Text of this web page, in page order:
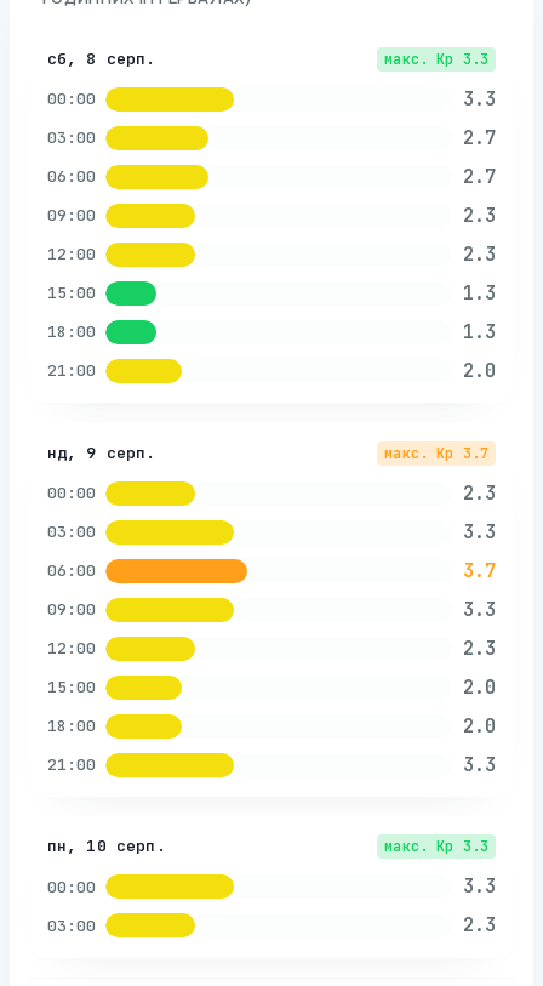
сб, 8 серп. макс. Kp 3.3
00:00 3.3
03:00 2.7
06:00 2.7
09:00 2.3
12:00 2.3
15:00 1.3
18:00 1.3
21:00 2.0
нд, 9 серп. макс. Kp 3.7
00:00 2.3
03:00 3.3
06:00 3.7
09:00 3.3
12:00 2.3
15:00 2.0
18:00 2.0
21:00 3.3
пн, 10 серп. макс. Kp 3.3
00:00 3.3
03:00 2.3